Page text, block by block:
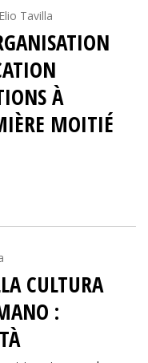
Elio Tavilla
À
MOITIÉ
CULTURA
: